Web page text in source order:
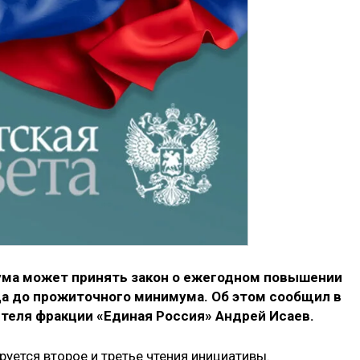
может принять закон о ежегодном повышении
до прожиточного минимума. Об этом сообщил в
фракции «Единая Россия» Андрей Исаев.
второе и третье чтения инициативы.